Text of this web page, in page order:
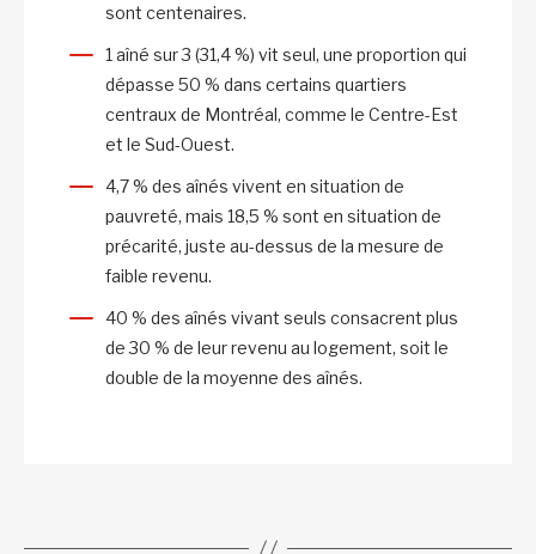
sont centenaires.
1 aîné sur 3 (31,4 %) vit seul, une proportion qui
dépasse 50 % dans certains quartiers
centraux de Montréal, comme le Centre-Est
et le Sud-Ouest.
4,7 % des aînés vivent en situation de
pauvreté, mais 18,5 % sont en situation de
précarité, juste au-dessus de la mesure de
faible revenu.
40 % des aînés vivant seuls consacrent plus
de 30 % de leur revenu au logement, soit le
double de la moyenne des aînés.